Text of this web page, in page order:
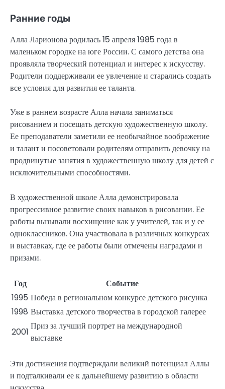
Ранние годы
Алла Ларионова родилась 15 апреля 1985 года в
маленьком городке на юге России. С самого детства она
проявляла творческий потенциал и интерес к искусству.
Родители поддерживали ее увлечение и старались создать
все условия для развития ее таланта.
Уже в раннем возрасте Алла начала заниматься
рисованием и посещать детскую художественную школу.
Ее преподаватели заметили ее необычайное воображение
и талант и посоветовали родителям отправить девочку на
продвинутые занятия в художественную школу для детей с
исключительными способностями.
В художественной школе Алла демонстрировала
прогрессивное развитие своих навыков в рисовании. Ее
работы вызывали восхищение как у учителей, так и у ее
одноклассников. Она участвовала в различных конкурсах
и выставках, где ее работы были отмечены наградами и
призами.
Год
Событие
1995 Победа в региональном конкурсе детского рисунка
1998 Выставка детского творчества в городской галерее
2001
Приз за лучший портрет на международной
выставке
Эти достижения подтверждали великий потенциал Аллы
и подталкивали ее к дальнейшему развитию в области